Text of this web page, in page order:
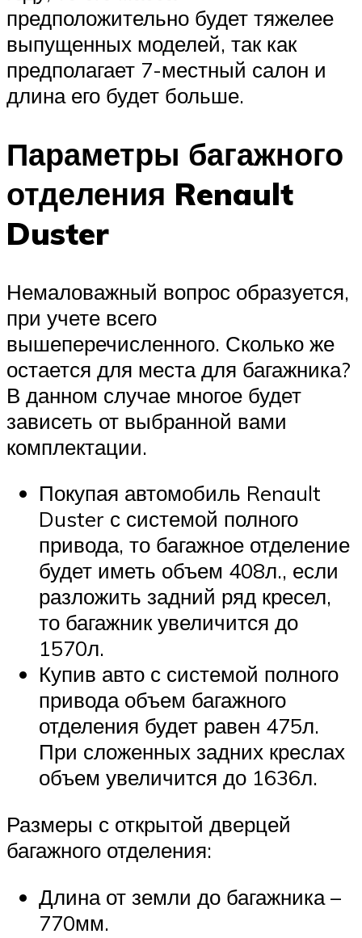
предположительно будет тяжелее
выпущенных моделей, так как
предполагает 7-местный салон и
длина его будет больше.
Параметры багажного
отделения Renault
Duster
Немаловажный вопрос образуется,
при учете всего
вышеперечисленного. Сколько же
остается для места для багажника?
В данном случае многое будет
зависеть от выбранной вами
комплектации.
Покупая автомобиль Renault
Duster с системой полного
привода, то багажное отделение
будет иметь объем 408л., если
разложить задний ряд кресел,
то багажник увеличится до
1570л.
Купив авто с системой полного
привода объем багажного
отделения будет равен 475л.
При сложенных задних креслах
объем увеличится до 1636л.
Размеры с открытой дверцей
багажного отделения:
Длина от земли до багажника –
770мм.